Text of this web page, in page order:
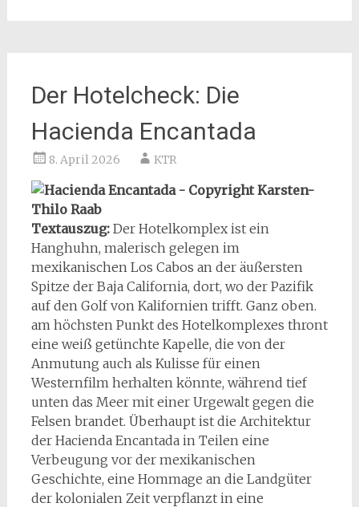
Der Hotelcheck: Die
Hacienda Encantada
8. April 2026 KTR
Textauszug: Der Hotelkomplex ist ein
Hanghuhn, malerisch gelegen im
mexikanischen Los Cabos an der äußersten
Spitze der Baja California, dort, wo der Pazifik
auf den Golf von Kalifornien trifft. Ganz oben.
am höchsten Punkt des Hotelkomplexes thront
eine weiß getünchte Kapelle, die von der
Anmutung auch als Kulisse für einen
Westernfilm herhalten könnte, während tief
unten das Meer mit einer Urgewalt gegen die
Felsen brandet. Überhaupt ist die Architektur
der Hacienda Encantada in Teilen eine
Verbeugung vor der mexikanischen
Geschichte, eine Hommage an die Landgüter
der kolonialen Zeit verpflanzt in eine